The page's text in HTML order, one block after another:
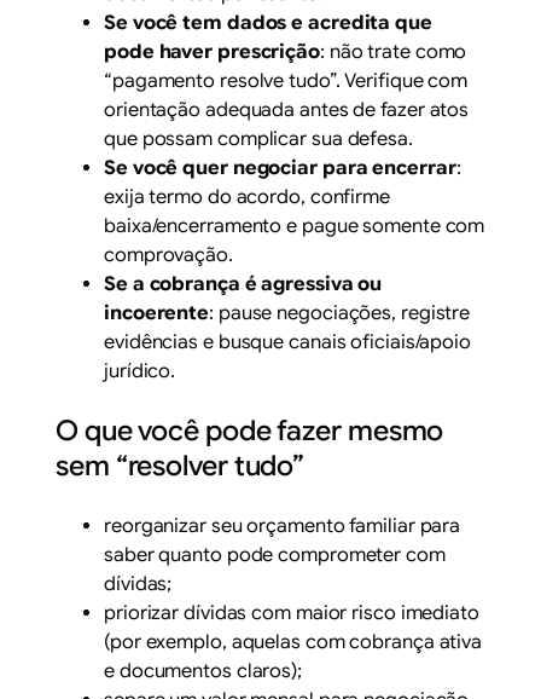
Se você tem dados e acredita que
pode haver prescrição: não trate como
“pagamento resolve tudo”. Verifique com
orientação adequada antes de fazer atos
que possam complicar sua defesa.
Se você quer negociar para encerrar:
exija termo do acordo, confirme
baixa/encerramento e pague somente com
comprovação.
Se a cobrança é agressiva ou
incoerente: pause negociações, registre
evidências e busque canais oficiais/apoio
jurídico.
O que você pode fazer mesmo
sem “resolver tudo”
reorganizar seu orçamento familiar para
saber quanto pode comprometer com
dívidas;
priorizar dívidas com maior risco imediato
(por exemplo, aquelas com cobrança ativa
e documentos claros);